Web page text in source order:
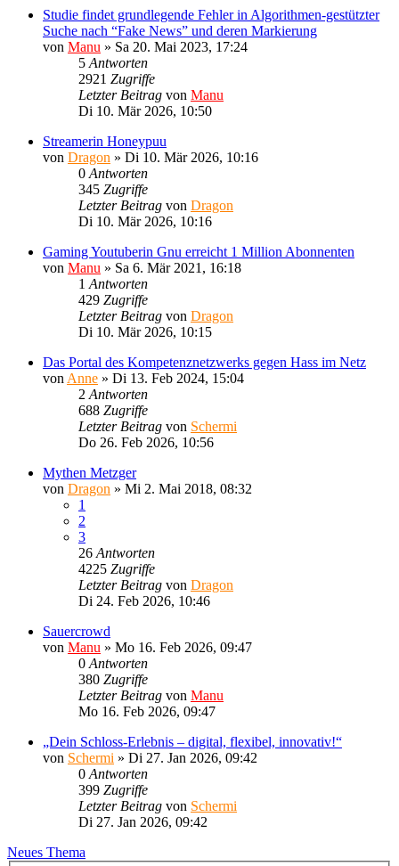
Studie findet grundlegende Fehler in Algorithmen-gestützter
Suche nach “Fake News” und deren Markierung
von Manu » Sa 20. Mai 2023, 17:24
5 Antworten
2921 Zugriffe
Letzter Beitrag von Manu
Di 10. Mär 2026, 10:50
Streamerin Honeypuu
von Dragon » Di 10. Mär 2026, 10:16
0 Antworten
345 Zugriffe
Letzter Beitrag von Dragon
Di 10. Mär 2026, 10:16
Gaming Youtuberin Gnu erreicht 1 Million Abonnenten
von Manu » Sa 6. Mär 2021, 16:18
1 Antworten
429 Zugriffe
Letzter Beitrag von Dragon
Di 10. Mär 2026, 10:15
Das Portal des Kompetenznetzwerks gegen Hass im Netz
von Anne » Di 13. Feb 2024, 15:04
2 Antworten
688 Zugriffe
Letzter Beitrag von Schermi
Do 26. Feb 2026, 10:56
Mythen Metzger
von Dragon » Mi 2. Mai 2018, 08:32
1
2
3
26 Antworten
4225 Zugriffe
Letzter Beitrag von Dragon
Di 24. Feb 2026, 10:46
Sauercrowd
von Manu » Mo 16. Feb 2026, 09:47
0 Antworten
380 Zugriffe
Letzter Beitrag von Manu
Mo 16. Feb 2026, 09:47
„Dein Schloss-Erlebnis – digital, flexibel, innovativ!“
von Schermi » Di 27. Jan 2026, 09:42
0 Antworten
399 Zugriffe
Letzter Beitrag von Schermi
Di 27. Jan 2026, 09:42
Neues Thema